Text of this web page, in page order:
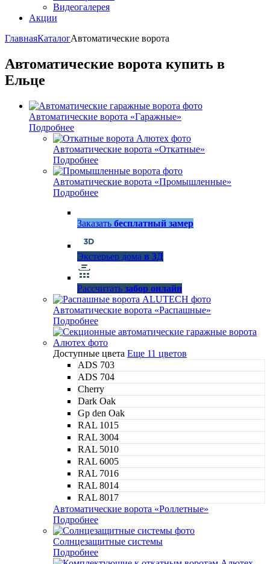
Видеогалерея
Акции
ГлавнаяКаталогАвтоматические ворота
Автоматические ворота купить в
Ельце
Автоматические ворота «Гаражные»
Подробнее
Автоматические ворота «Откатные»
Подробнее
Автоматические ворота «Промышленные»
Подробнее
Заказать бесплатный замер
Экстерьер дома в 3Д
Рассчитать забор онлайн
Автоматические ворота «Распашные»
Подробнее
Доступные цвета Еще 11 цветов
ADS 703
ADS 704
Cherry
Dark Oak
Gp den Oak
RAL 1015
RAL 3004
RAL 5010
RAL 6005
RAL 7016
RAL 8014
RAL 8017
Автоматические ворота «Роллетные»
Подробнее
Солнцезащитные системы
Подробнее